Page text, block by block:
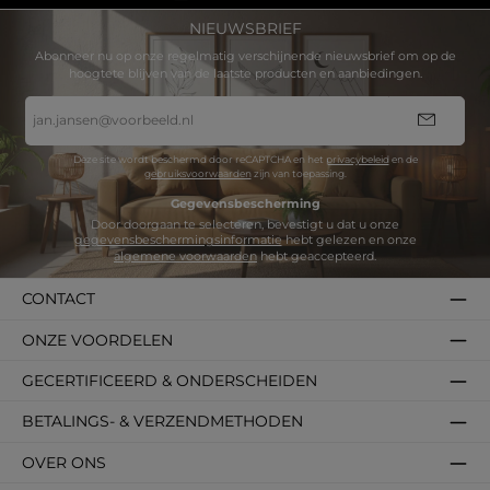
NIEUWSBRIEF
Abonneer nu op onze regelmatig verschijnende nieuwsbrief om op de
hoogtete blijven van de laatste producten en aanbiedingen.
mailadres
*
Deze site wordt beschermd door reCAPTCHA en het privacybeleid en de
gebruiksvoorwaarden zijn van toepassing.
Gegevensbescherming
gegevensbeschermingsinformatie
algemene voorwaardenhebt geaccepteerd.
CONTACT
BETALINGS- & VERZENDMETHODEN
OVER ONS
GECERTIFICEERD & ONDERSCHEIDEN
ONZE VOORDELEN